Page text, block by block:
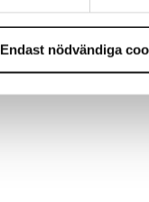
Endast nödvändiga